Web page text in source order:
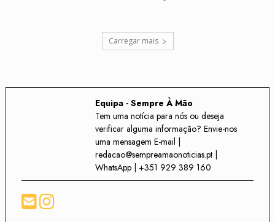
Carregar mais
Equipa - Sempre À Mão
Tem uma notícia para nós ou deseja
verificar alguma informação? Envie-nos
uma mensagem E-mail |
redacao@sempreamaonoticias.pt |
WhatsApp | +351 929 389 160